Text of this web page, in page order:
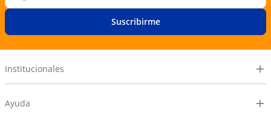
Suscribirme
Institucionales
Ayuda